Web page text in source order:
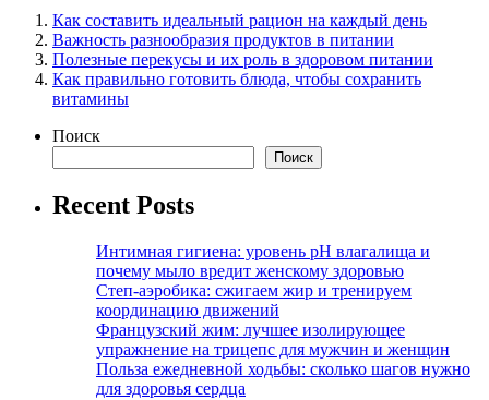
Как составить идеальный рацион на каждый день
Важность разнообразия продуктов в питании
Полезные перекусы и их роль в здоровом питании
Как правильно готовить блюда, чтобы сохранить
витамины
Поиск
Поиск
Recent Posts
Интимная гигиена: уровень pH влагалища и
почему мыло вредит женскому здоровью
Степ-аэробика: сжигаем жир и тренируем
координацию движений
Французский жим: лучшее изолирующее
упражнение на трицепс для мужчин и женщин
Польза ежедневной ходьбы: сколько шагов нужно
для здоровья сердца